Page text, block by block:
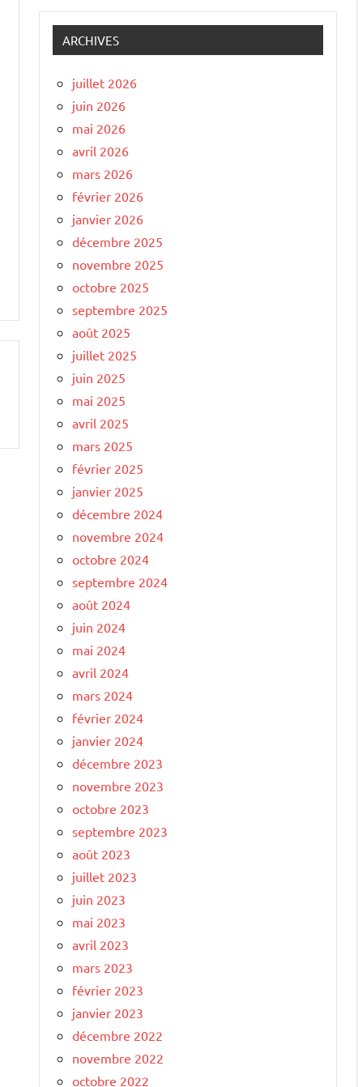
ARCHIVES
juillet 2026
juin 2026
mai 2026
avril 2026
mars 2026
février 2026
janvier 2026
décembre 2025
novembre 2025
octobre 2025
septembre 2025
août 2025
juillet 2025
juin 2025
mai 2025
avril 2025
mars 2025
février 2025
janvier 2025
décembre 2024
novembre 2024
octobre 2024
septembre 2024
août 2024
juin 2024
mai 2024
avril 2024
mars 2024
février 2024
janvier 2024
décembre 2023
novembre 2023
octobre 2023
septembre 2023
août 2023
juillet 2023
juin 2023
mai 2023
avril 2023
mars 2023
février 2023
janvier 2023
décembre 2022
novembre 2022
octobre 2022